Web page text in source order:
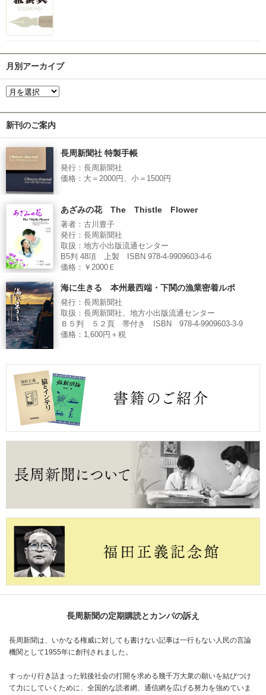
月別アーカイブ
新刊のご案内
長周新聞社 特製手帳
発行：長周新聞社
価格：大＝2000円、小＝1500円
あざみの花 The Thistle Flower
著者：古川豊子
発行：長周新聞社
取扱：地方小出版流通センター
B5判 48項 上製 ISBN 978-4-9909603-4-6
価格：￥2000Ｅ
海に生きる 本州最西端・下関の漁業密着ルポ
発行：長周新聞社
取扱：長周新聞社、地方小出版流通センター
Ｂ５判 ５２頁 帯付き ISBN 978-4-9909603-3-9
価格：1,600円＋税
長周新聞の定期購読とカンパの訴え
長周新聞は、いかなる権威に対しても書けない記事は一行もない人民の言論
機関として1955年に創刊されました。
すっかり行き詰まった戦後社会の打開を求める幾千万大衆の願いを結びつけ
て力にしていくために、全国的な読者網、通信網を広げる努力を強めていま